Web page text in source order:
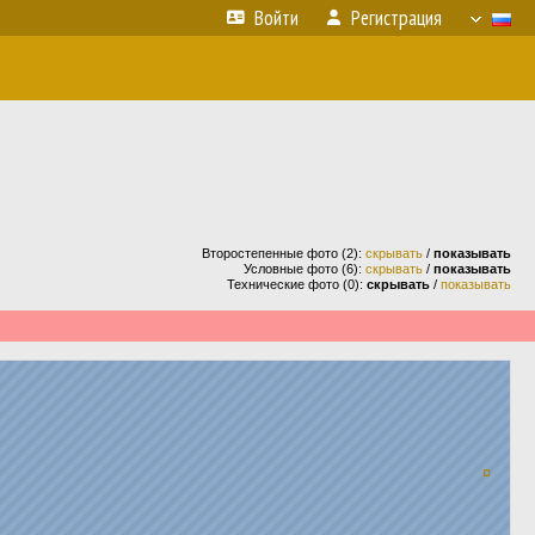
Войти Регистрация
Второстепенные фото (2): скрывать / показывать
Условные фото (6): скрывать / показывать
Технические фото (0): скрывать / показывать
¤